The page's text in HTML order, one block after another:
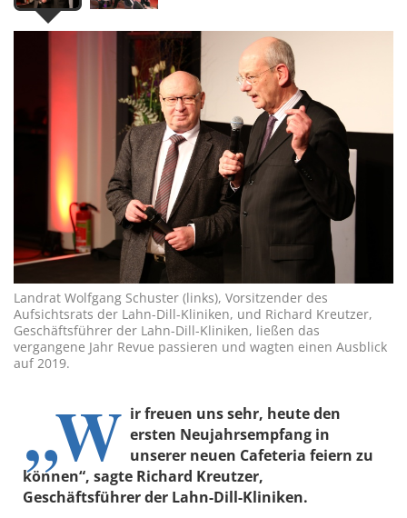
Landrat Wolfgang Schuster (links), Vorsitzender des
Aufsichtsrats der Lahn-Dill-Kliniken, und Richard Kreutzer,
Geschäftsführer der Lahn-Dill-Kliniken, ließen das
vergangene Jahr Revue passieren und wagten einen Ausblick
auf 2019.
„W ir freuen uns sehr, heute den
ersten Neujahrsempfang in
unserer neuen Cafeteria feiern zu
können“, sagte Richard Kreutzer,
Geschäftsführer der Lahn-Dill-Kliniken.